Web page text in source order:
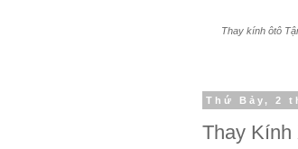
Thay kính ôtô
Thứ Bảy, 2
Thay Kính